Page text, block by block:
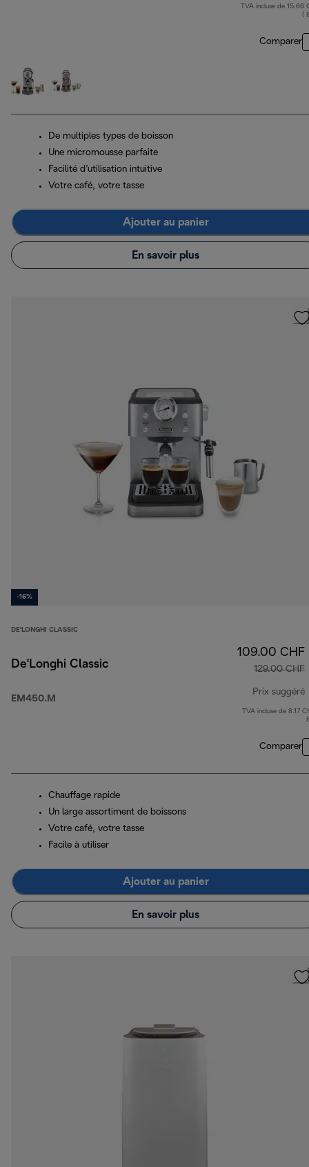
TVA incluse de 15.66
(
Comparer
De multiples types de boisson
Une micromousse parfaite
Facilité d’utilisation intuitive
Votre café, votre tasse
Ajouter au panier
En savoir plus
-16%
DE'LONGHI CLASSIC
De'Longhi Classic
EM450.M
109.00 CHF
129.00 CHF
Prix suggéré
TVA incluse de 8.17
Comparer
Chauffage rapide
Un large assortiment de boissons
Votre café, votre tasse
Facile à utiliser
Ajouter au panier
En savoir plus